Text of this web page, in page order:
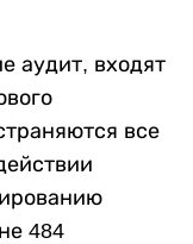
аудит, входят
все
484